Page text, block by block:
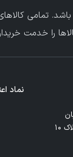
تمامی
را خدمت
10
نماد